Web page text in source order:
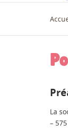
La
–